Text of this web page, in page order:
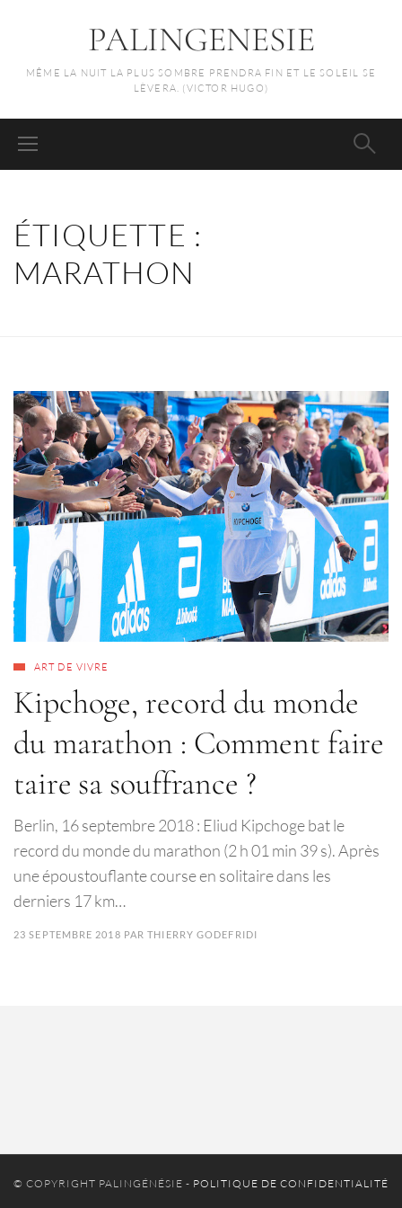
PALINGENESIE
MÊME LA NUIT LA PLUS SOMBRE PRENDRA FIN ET LE SOLEIL SE
LÈVERA. (VICTOR HUGO)
ÉTIQUETTE :
MARATHON
ART DE VIVRE
Kipchoge, record du monde
du marathon : Comment faire
taire sa souffrance ?
Berlin, 16 septembre 2018 : Eliud Kipchoge bat le
record du monde du marathon (2 h 01 min 39 s). Après
une époustouflante course en solitaire dans les
derniers 17 km…
23 SEPTEMBRE 2018 PARTHIERRY GODEFRIDI
© COPYRIGHT PALINGÉNÉSIE - POLITIQUE DE CONFIDENTIALITÉ